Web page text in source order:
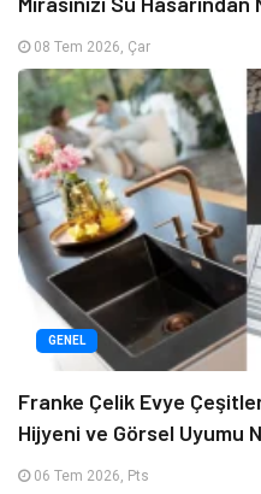
08 Tem 2026, Çar
GENEL
Franke Çelik Evye
Hijyeni ve Görsel Uyumu
06 Tem 2026, Pts